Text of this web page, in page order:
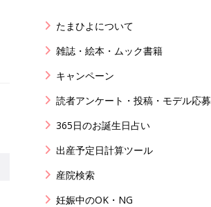
たまひよについて
雑誌・絵本・ムック書籍
キャンペーン
読者アンケート・投稿・モデル応募
365日のお誕生日占い
出産予定日計算ツール
産院検索
妊娠中のOK・NG